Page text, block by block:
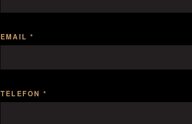
EMAIL *
TELEFON *